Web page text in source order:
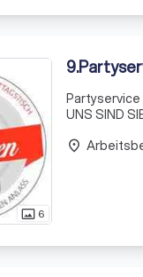
photo_size_select_actual 6
9.
Partyservice &
UNS SIND
place